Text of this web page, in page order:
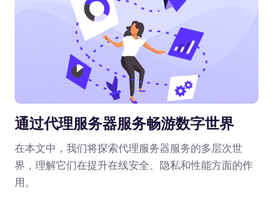
通过代理服务器服务畅游数字世界
在本文中，我们将探索代理服务器服务的多层次世
界，理解它们在提升在线安全、隐私和性能方面的作
用。